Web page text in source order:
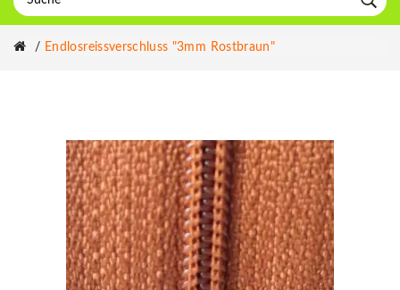
Endlosreissverschluss "3mm Rostbraun"